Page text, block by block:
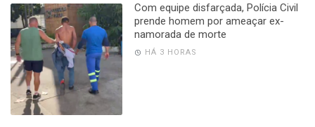
Com equipe disfarçada, Polícia Civil
prende homem por ameaçar ex-
namorada de morte
HÁ 3 HORAS